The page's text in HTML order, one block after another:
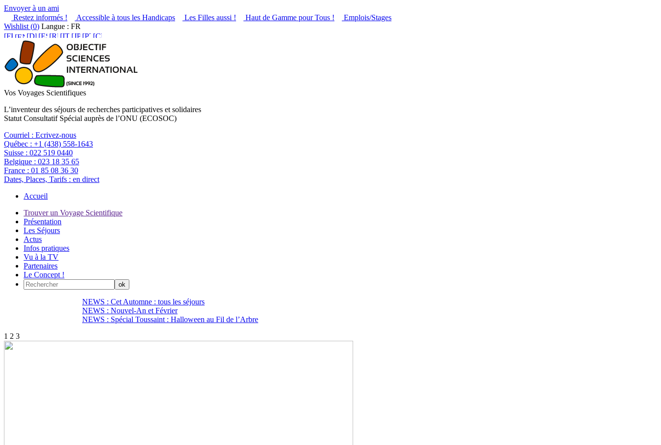
Envoyer à un ami
Restez informés !
Accessible à tous les Handicaps Les Filles aussi ! Haut de Gamme pour Tous !
Emplois/Stages
Wishlist (0) Langue : FR
Vos Voyages Scientifiques
L’inventeur des séjours de recherches participatives et solidaires
Statut Consultatif Spécial auprès de l’ONU (ECOSOC)
Courriel : Ecrivez-nous
Québec : +1 (438) 558-1643
Suisse : 022 519 0440
Belgique : 023 18 35 65
France : 01 85 08 36 30
Dates, Places, Tarifs : en direct
Accueil
Trouver un Voyage Scientifique
Présentation
Les Séjours
Actus
Infos pratiques
Vu à la TV
Partenaires
Le Concept !
NEWS : Cet Automne : tous les séjours
NEWS : Nouvel-An et Février
NEWS : Spécial Toussaint : Halloween au Fil de l’Arbre
1 2 3